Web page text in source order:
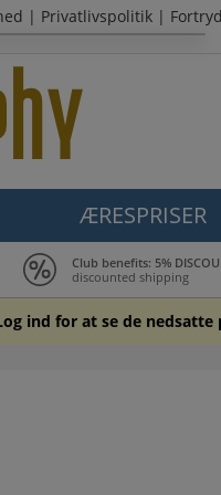
| Privatlivspolitik |
ÆRESPRISER
Club benefits: 5%
discounted shipping
ind for at se de nedsatte